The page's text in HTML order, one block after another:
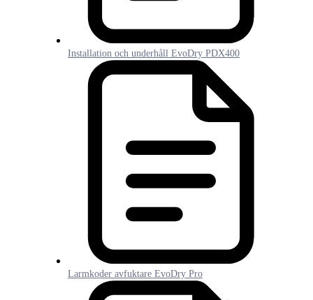
Installation och underhåll EvoDry PDX400
Larmkoder avfuktare EvoDry Pro